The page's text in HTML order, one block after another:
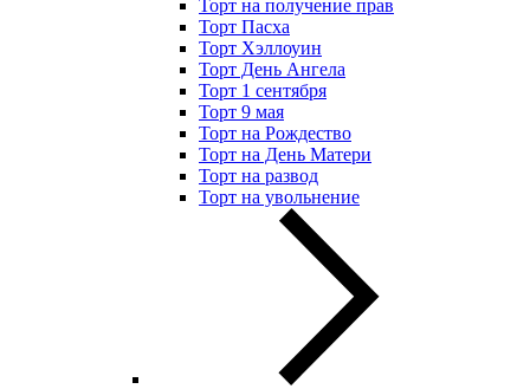
Торт на получение прав
Торт Пасха
Торт Хэллоуин
Торт День Ангела
Торт 1 сентября
Торт 9 мая
Торт на Рождество
Торт на День Матери
Торт на развод
Торт на увольнение